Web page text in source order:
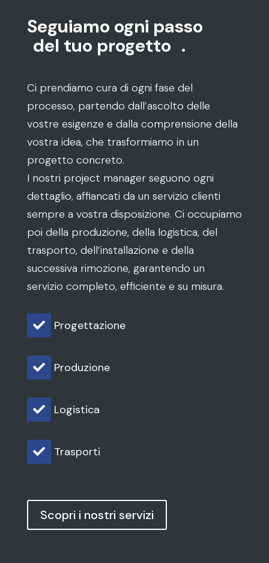
Seguiamo ogni passo
del tuo progetto .
Ci prendiamo cura di ogni fase del
processo, partendo dall’ascolto delle
vostre esigenze e dalla comprensione della
vostra idea, che trasformiamo in un
progetto concreto.
I nostri project manager seguono ogni
dettaglio, affiancati da un servizio clienti
sempre a vostra disposizione. Ci occupiamo
poi della produzione, della logistica, del
trasporto, dell’installazione e della
successiva rimozione, garantendo un
servizio completo, efficiente e su misura.
 Progettazione
 Produzione
 Logistica
 Trasporti
Scopri i nostri servizi